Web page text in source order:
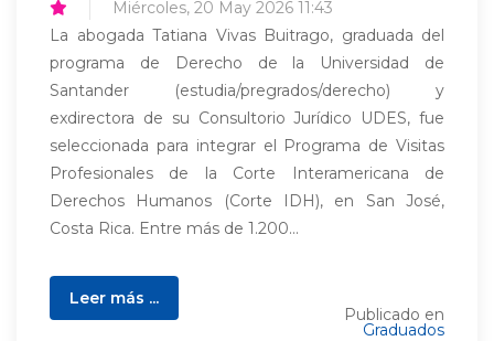
Miércoles, 20 May 2026 11:43
La abogada Tatiana Vivas Buitrago, graduada del
programa de Derecho de la Universidad de
Santander (estudia/pregrados/derecho) y
exdirectora de su Consultorio Jurídico UDES, fue
seleccionada para integrar el Programa de Visitas
Profesionales de la Corte Interamericana de
Derechos Humanos (Corte IDH), en San José,
Costa Rica. Entre más de 1.200...
Leer más ...
Publicado en
Graduados